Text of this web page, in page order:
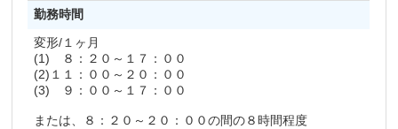
勤務時間
変形/１ヶ月
(1) ８：２０～１７：００
(2)１１：００～２０：００
(3) ９：００～１７：００
または、８：２０～２０：００の間の８時間程度